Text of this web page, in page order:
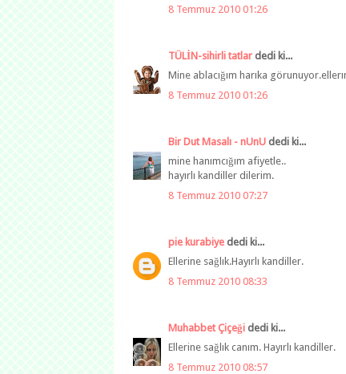
8 Temmuz 2010 01:26
TÜLİN-sihirli tatlar dedi ki...
Mine ablacığım harıka
8 Temmuz 2010 01:26
Bir Dut Masalı - nUnU dedi ki...
mine hanımcığım afiyetle..
hayırlı kandiller dilerim.
8 Temmuz 2010 07:27
pie kurabiye dedi ki...
Ellerine sağlık.Hayırlı kandiller.
8 Temmuz 2010 08:33
Muhabbet Çiçeği dedi ki...
Ellerine sağlık canım. Hayırlı kandiller.
8 Temmuz 2010 08:57